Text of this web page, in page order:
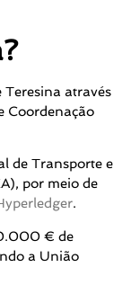
Teresina através
Coordenação
de Transporte e
por meio de
.
€ de
a União